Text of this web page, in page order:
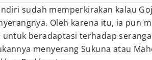
sudah memperkirakan kalau
Oleh karena itu, ia pun
untuk beradaptasi terhadap
menyerang Sukuna atau